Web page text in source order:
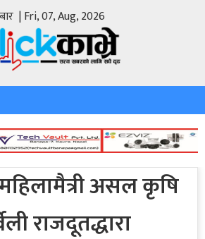
| Fri, 07, Aug, 2026
असल कृषि
राजदूतद्धारा